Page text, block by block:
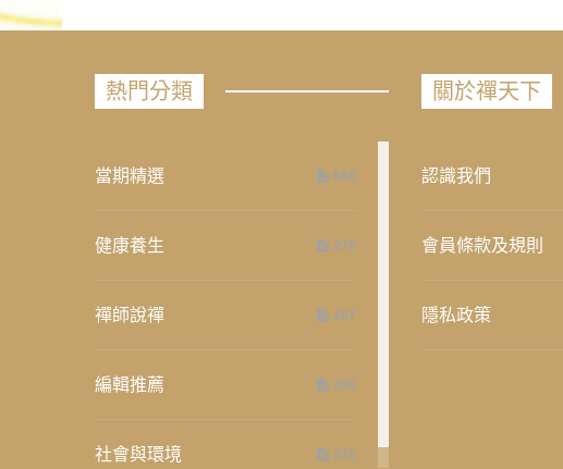
熱門分類
當期精選 658
健康養生 276
禪師說禪 267
編輯推薦 236
社會與環境 235
關於禪天下
認識我們
會員條款及規則
隱私政策